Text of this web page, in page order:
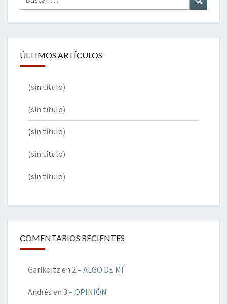
por:
ÚLTIMOS ARTÍCULOS
(sin título)
(sin título)
(sin título)
(sin título)
(sin título)
COMENTARIOS RECIENTES
Garikoitz en 2 – ALGO DE MÍ
Andrés en 3 – OPINIÓN